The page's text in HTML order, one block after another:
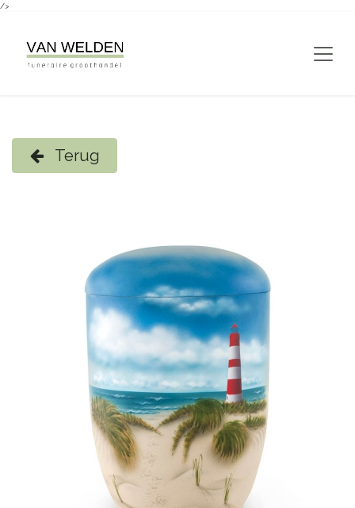
/>
Terug